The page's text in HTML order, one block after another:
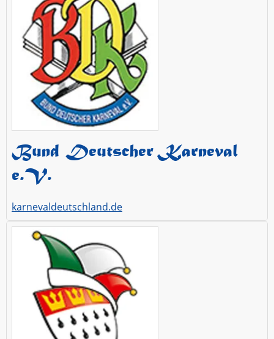
Bund Deutscher Karneval
e.V.
karnevaldeutschland.de